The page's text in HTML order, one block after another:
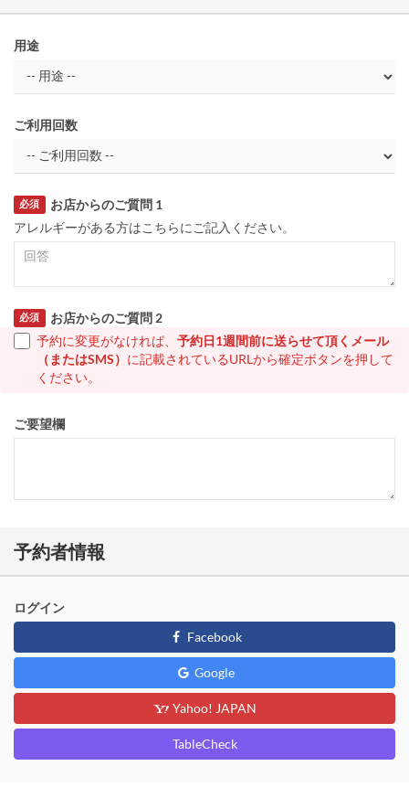
用途
ご利用回数
お店からのご質問 1
必須
アレルギーがある方はこちらにご記入ください。
お店からのご質問 2
必須
予約に変更がなければ、 予約日1週間前に送らせて頂くメール
（またはSMS） に記載されているURLから確定ボタンを押して
ください。
ご要望欄
予約者情報
ログイン
Facebook
Google
Yahoo! JAPAN
TableCheck